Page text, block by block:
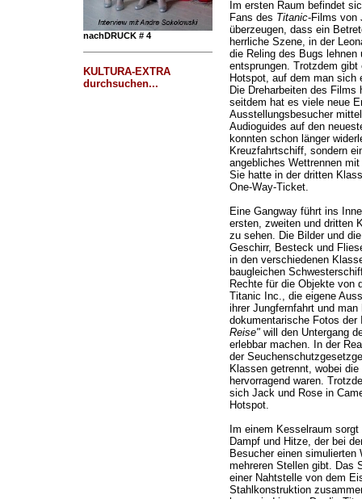
nachDRUCK # 4
KULTURA-EXTRA
durchsuchen...
Im ersten Raum befindet
Fans des Titanic-Films von
überzeugen, dass ein
herrliche Szene, in der
die Reling des Bugs
entsprungen. Trotzdem
Hotspot, auf dem man sich
Die Dreharbeiten des Films
seitdem hat es viele neue
Ausstellungsbesucher
Audioguides auf den
konnten schon länger
Kreuzfahrtschiff, sondern
angebliches Wettrennen
Sie hatte in der dritten
One-Way-Ticket.
Eine Gangway führt ins
ersten, zweiten und dritten
zu sehen. Die Bilder und
Geschirr, Besteck und
in den verschiedenen
baugleichen
Rechte für die Objekte von
Titanic Inc., die eigene
ihrer Jungfernfahrt und
dokumentarische Fotos
Reise"will den Untergang
erlebbar machen. In der
der
Klassen getrennt, wobei
hervorragend waren.
sich Jack und Rose in
Hotspot.
Im einem Kesselraum
Dampf und Hitze, der bei
Besucher einen simulierten
mehreren Stellen gibt. Das
einer Nahtstelle von dem
Stahlkonstruktion